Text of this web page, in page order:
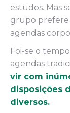
estudos. Mas
grupo prefere
agendas
Foi-se o
agendas
vir com
disposições
diversos.